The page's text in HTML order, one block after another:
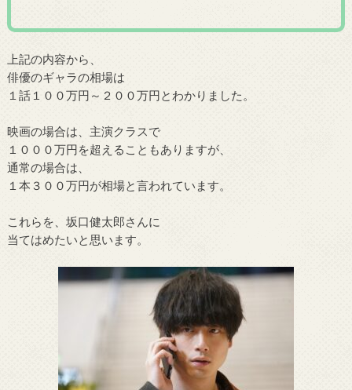
上記の内容から、
俳優のギャラの相場は
１話１００万円～２００万円とわかりました。
映画の場合は、主演クラスで
１０００万円を超えることもありますが、
通常の場合は、
１本３００万円が相場と言われています。
これらを、坂口健太郎さんに
当てはめたいと思います。